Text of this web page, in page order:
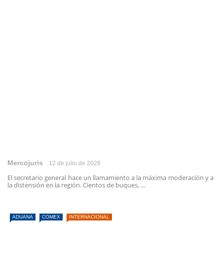
Mercojuris 12 de julio de 2026
El secretario general hace un llamamiento a la máxima moderación y a
la distensión en la región. Cientos de buques, ...
ADUANA COMEX INTERNACIONAL